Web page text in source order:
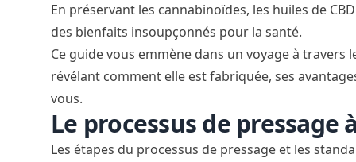
En préservant les cannabinoïdes, les huiles de
des bienfaits insoupçonnés pour la santé.
Ce guide vous emmène dans un voyage à travers
révélant comment elle est fabriquée, ses
vous.
Le processus de pressage
Les étapes du processus de pressage et les